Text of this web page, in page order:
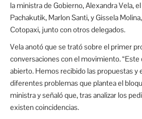
la ministra de Gobierno, Alexandra Vela,
Pachakutik, Marlon Santi, y Gissela
Cotopaxi, junto con otros delegados.
Vela anotó que se trató sobre el primer
conversaciones con el movimiento. “Este
abierto. Hemos recibido las propuestas y
diferentes problemas que plantea el
ministra y señaló que, tras analizar los
existen coincidencias.